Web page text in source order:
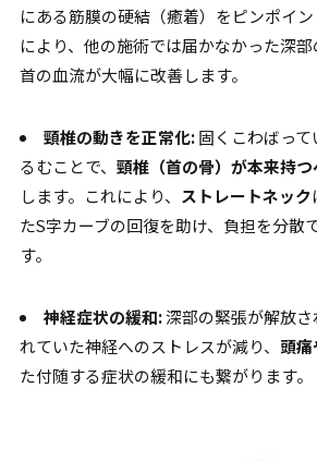
にある筋膜の硬結（癒着）をピンポイ
により、他の施術では届かなかった深部
首の血流が大幅に改善します。
頸椎の動きを正常化:固くこわばって
るむことで、 頸椎（首の骨）が本来持
します。これにより、 ストレートネック
たS字カーブの回復を助け、負担を分散
す。
神経症状の緩和:深部の緊張が解放さ
れていた神経へのストレスが減り、 頭
た付随する症状の緩和にも繋がります。